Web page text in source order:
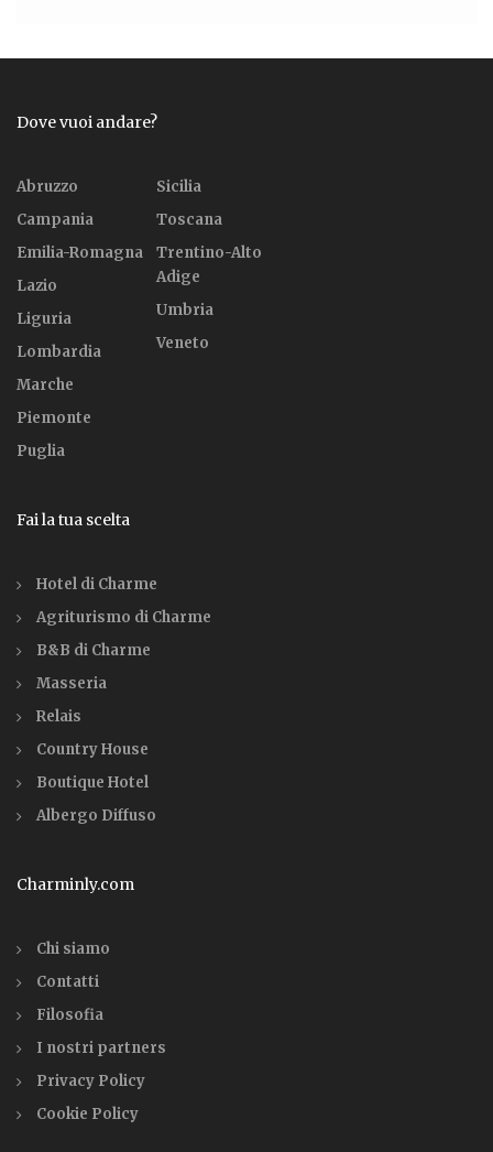
Dove vuoi andare?
Abruzzo
Campania
Emilia-Romagna
Lazio
Liguria
Lombardia
Marche
Piemonte
Puglia
Sicilia
Toscana
Trentino-Alto
Adige
Umbria
Veneto
Fai la tua scelta
Hotel di Charme
Agriturismo di Charme
B&B di Charme
Masseria
Relais
Country House
Boutique Hotel
Albergo Diffuso
Charminly.com
Chi siamo
Contatti
Filosofia
I nostri partners
Privacy Policy
Cookie Policy